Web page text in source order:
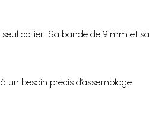
collier. Sa bande de 9 mm et
besoin précis d’assemblage.